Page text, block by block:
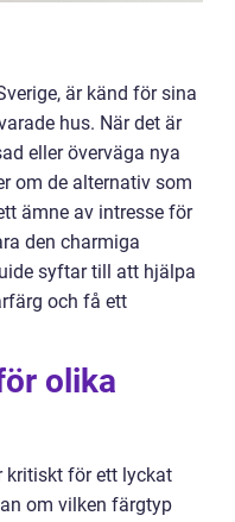
är känd för sina
hus. När det är
eller överväga nya
om de alternativ som
ämne av intresse för
den charmiga
syftar till att hjälpa
och få ett
olika
kritiskt för ett lyckat
om vilken färgtyp